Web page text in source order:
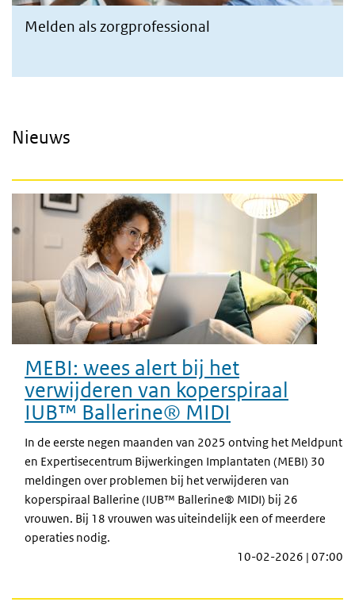
Melden als zorgprofessional
Nieuws
MEBI: wees alert bij het
verwijderen van koperspiraal
IUB™ Ballerine® MIDI
In de eerste negen maanden van 2025 ontving het Meldpunt
en Expertisecentrum Bijwerkingen Implantaten (MEBI) 30
meldingen over problemen bij het verwijderen van
koperspiraal Ballerine (IUB™ Ballerine® MIDI) bij 26
vrouwen. Bij 18 vrouwen was uiteindelijk een of meerdere
operaties nodig.
10-02-2026 | 07:00